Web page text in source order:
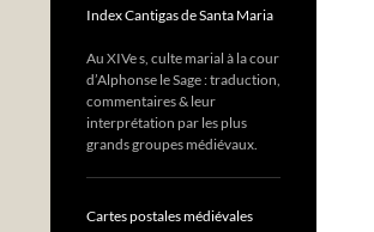
Index Cantigas de Santa Maria
Au XIVe s, culte marial à la cour
d’Alphonse le Sage : traduction,
commentaires & leur
interprétation par les plus
grands groupes médiévaux.
Cartes postales médiévales